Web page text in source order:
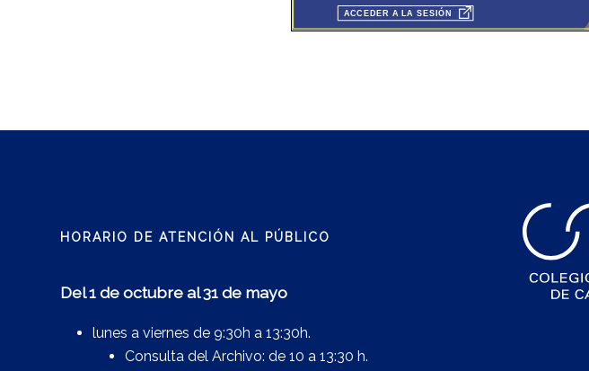
HORARIO DE ATENCIÓN AL PÚBLICO
Del 1 de octubre al 31 de mayo
lunes a viernes de 9:30h a 13:30h.
Consulta del Archivo: de 10 a 13:30 h.